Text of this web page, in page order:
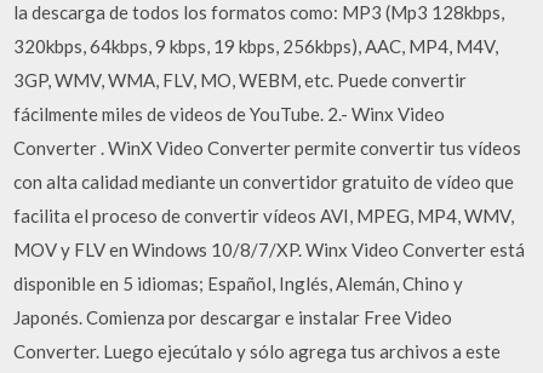
la descarga de todos los formatos como: MP3 (Mp3 128kbps,
320kbps, 64kbps, 9 kbps, 19 kbps, 256kbps), AAC, MP4, M4V,
3GP, WMV, WMA, FLV, MO, WEBM, etc. Puede convertir
fácilmente miles de videos de YouTube. 2.- Winx Video
Converter . WinX Video Converter permite convertir tus vídeos
con alta calidad mediante un convertidor gratuito de vídeo que
facilita el proceso de convertir vídeos AVI, MPEG, MP4, WMV,
MOV y FLV en Windows 10/8/7/XP. Winx Video Converter está
disponible en 5 idiomas; Español, Inglés, Alemán, Chino y
Japonés. Comienza por descargar e instalar Free Video
Converter. Luego ejecútalo y sólo agrega tus archivos a este